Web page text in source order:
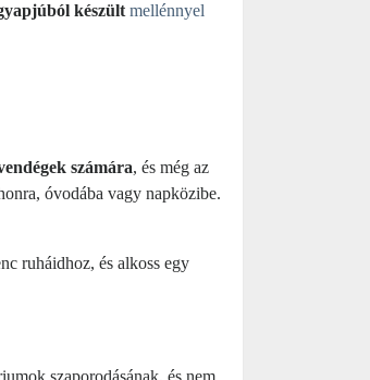
készült mellénnyel
számára, és még az
óvodába vagy napközibe.
ruháidhoz, és alkoss egy
szaporodásának, és nem